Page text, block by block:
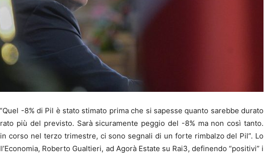
“Quel -8% di Pil è stato stimato prima che si sapesse quanto sarebbe durato
più del previsto. Sarà sicuramente peggio del -8% ma non così tanto.
corso nel terzo trimestre, ci sono segnali di un forte rimbalzo del Pil”. Lo
Roberto Gualtieri, ad Agorà Estate su Rai3, definendo “positivi” i